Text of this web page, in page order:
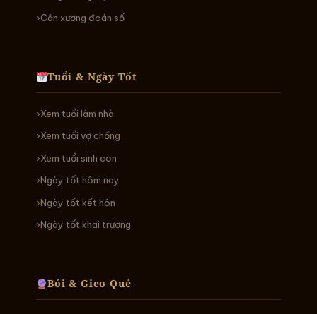
Cân xương đoán số
Tuổi & Ngày Tốt
Xem tuổi làm nhà
Xem tuổi vợ chồng
Xem tuổi sinh con
Ngày tốt hôm nay
Ngày tốt kết hôn
Ngày tốt khai trương
Bói & Gieo Quẻ